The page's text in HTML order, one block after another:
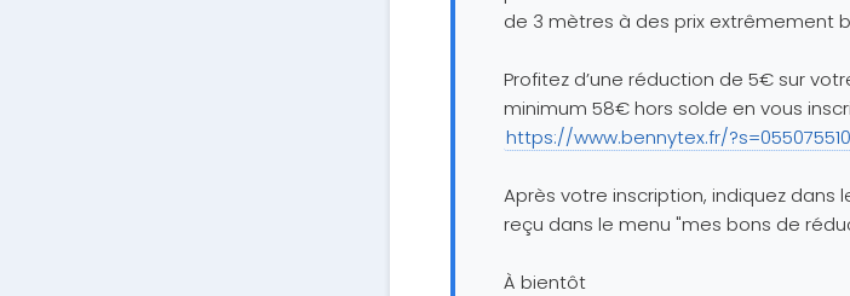
de 3 mètres à des prix extrêmement
Profitez d’une réduction de 5€ sur
minimum 58€ hors solde en vous
https://www.bennytex.fr/?s=055075510
Après votre inscription, indiquez dans
reçu dans le menu "mes bons de
À bientôt